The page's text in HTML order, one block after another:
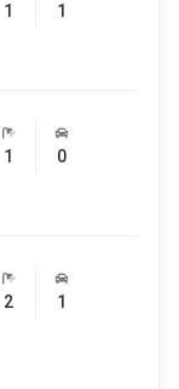
1 1
1 0
2 1